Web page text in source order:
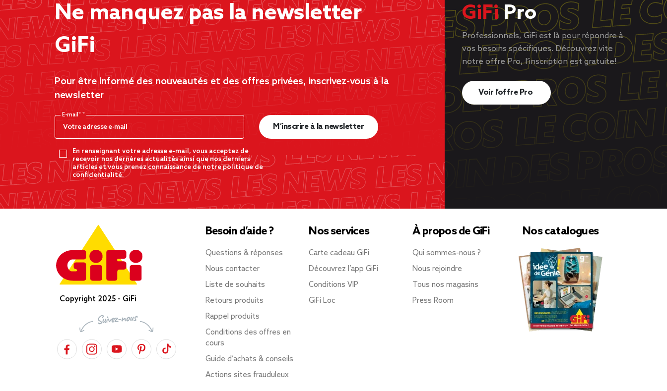
Ne manquez pas la newsletter
GiFi
Pour être informé des nouveautés et des offres privées, inscrivez-vous à la
newsletter
E-mail*
En renseignant votre adresse e-mail, vous acceptez de
recevoir nos dernères actualités ainsi que nos derniers
articles et vous prenez connaissance de notre politique de
confidentialité.
M’inscrire à la newsletter
GiFiPro
Professionnels, GiFi est là pour répondre à
vos besoins spécifiques. Découvrez vite
notre offre Pro, l’inscription est gratuite!
Voir l’offre Pro
Copyright 2025 - GiFi
Besoin d’aide ?
Questions & réponses
Nous contacter
Liste de souhaits
Retours produits
Rappel produits
Conditions des offres en
cours
Guide d’achats & conseils
Actions sites frauduleux
Nos services
Carte cadeau GiFi
Découvrez l’app GiFi
Conditions VIP
GiFi Loc
À propos de GiFi
Qui sommes-nous ?
Nous rejoindre
Tous nos magasins
Press Room
Nos catalogues